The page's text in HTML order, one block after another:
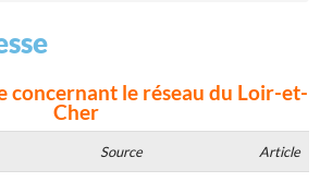
RÉSEAUX
ACCÈS RÉSERVÉ
concernant le réseau du Loir-et-
Cher
Source Article